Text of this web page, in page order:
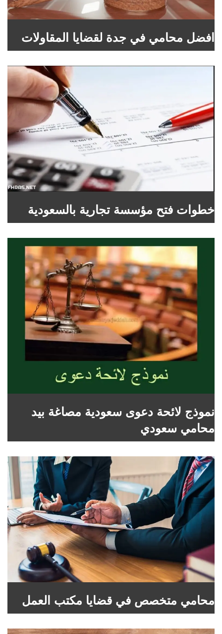
افضل محامي في جدة لقضايا المقاولات
خطوات فتح مؤسسة تجارية بالسعودية
نموذج لائحة دعوى سعودية مصاغة بيد
محامي سعودي
محامي متخصص في قضايا مكتب العمل